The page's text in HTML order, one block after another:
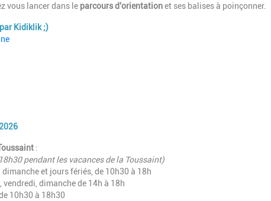
vous lancer dans le parcours d'orientationet ses balises à poinçonner.
par Kidiklik ;)
:
pendant les vacances de la Toussaint)
et jours fériés, de 10h30 à 18h
dimanche de 14h à 18h
10h30 à 18h30